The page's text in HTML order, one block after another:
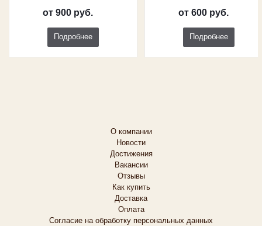
от 900 руб.
Подробнее
от 600 руб.
Подробнее
О компании
Новости
Достижения
Вакансии
Отзывы
Как купить
Доставка
Оплата
Согласие на обработку персональных данных